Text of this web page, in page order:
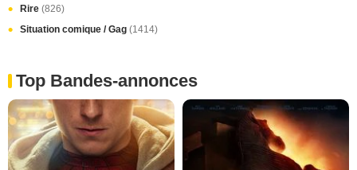
Rire (826)
Situation comique / Gag (1414)
Top Bandes-annonces